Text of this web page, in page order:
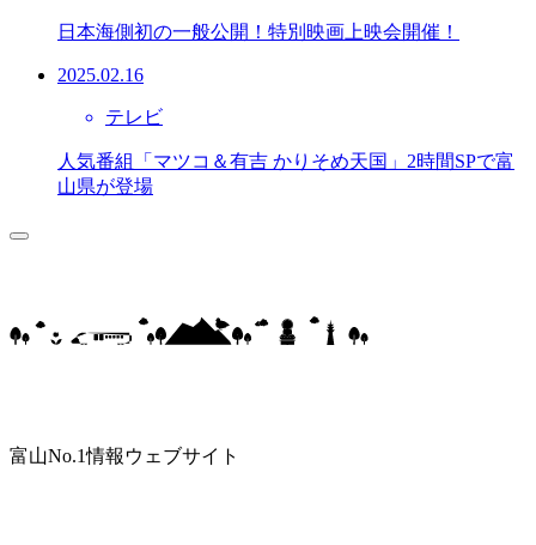
日本海側初の一般公開！特別映画上映会開催！
2025.02.16
テレビ
人気番組「マツコ＆有吉 かりそめ天国」2時間SPで富
山県が登場
富山No.1情報ウェブサイト